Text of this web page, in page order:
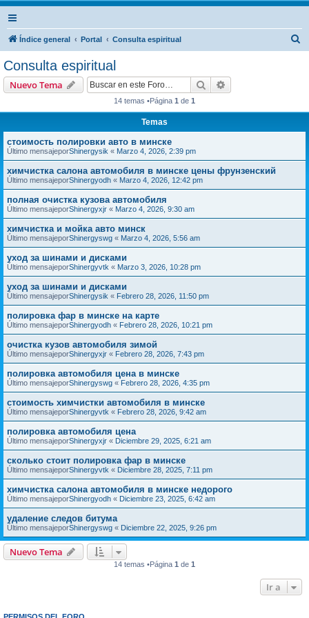
Índice general Portal Consulta espiritual
Consulta espiritual
Nuevo Tema Buscar
14 temas •Página 1 de 1
Temas
стоимость полировки авто в минске
Último mensajeporShinergysik « Marzo 4, 2026, 2:39 pm
химчистка салона автомобиля в минске цены фрунзенский
Último mensajeporShinergyodh « Marzo 4, 2026, 12:42 pm
полная очистка кузова автомобиля
Último mensajeporShinergyxjr « Marzo 4, 2026, 9:30 am
химчистка и мойка авто минск
Último mensajeporShinergyswg « Marzo 4, 2026, 5:56 am
уход за шинами и дисками
Último mensajeporShinergyvtk « Marzo 3, 2026, 10:28 pm
уход за шинами и дисками
Último mensajeporShinergysik « Febrero 28, 2026, 11:50 pm
полировка фар в минске на карте
Último mensajeporShinergyodh « Febrero 28, 2026, 10:21 pm
очистка кузов автомобиля зимой
Último mensajeporShinergyxjr « Febrero 28, 2026, 7:43 pm
полировка автомобиля цена в минске
Último mensajeporShinergyswg « Febrero 28, 2026, 4:35 pm
стоимость химчистки автомобиля в минске
Último mensajeporShinergyvtk « Febrero 28, 2026, 9:42 am
полировка автомобиля цена
Último mensajeporShinergyxjr « Diciembre 29, 2025, 6:21 am
сколько стоит полировка фар в минске
Último mensajeporShinergyvtk « Diciembre 28, 2025, 7:11 pm
химчистка салона автомобиля в минске недорого
Último mensajeporShinergyodh « Diciembre 23, 2025, 6:42 am
удаление следов битума
Último mensajeporShinergyswg « Diciembre 22, 2025, 9:26 pm
Nuevo Tema
14 temas •Página 1 de 1
Ir a